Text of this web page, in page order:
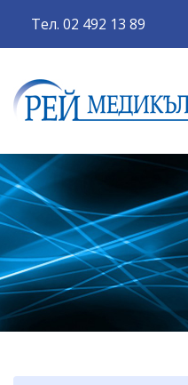
Тел. 02 492 13 89